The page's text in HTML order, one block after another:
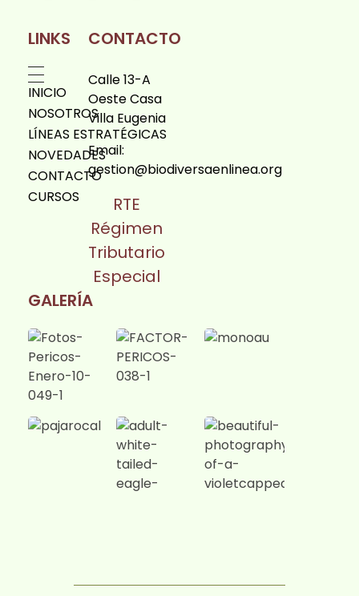
LINKS
INICIO
NOSOTROS
LÍNEAS ESTRATÉGICAS
NOVEDADES
CONTACTO
CURSOS
CONTACTO
Calle 13-A
Oeste Casa
Villa Eugenia
Email:
gestion@biodiversaenlinea.org
RTE
Régimen
Tributario
Especial
GALERÍA